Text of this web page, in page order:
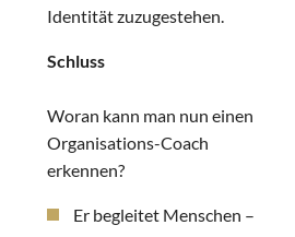
Identität zuzugestehen.
Schluss
Woran kann man nun einen
Organisations-Coach
erkennen?
Er begleitet Menschen –